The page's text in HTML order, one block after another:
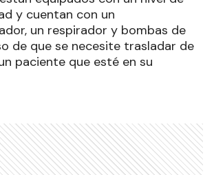
y cuentan con un
un respirador y bombas de
de que se necesite trasladar de
paciente que esté en su